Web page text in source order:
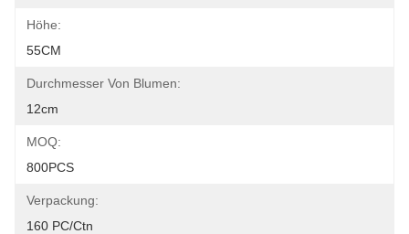
Höhe:
55CM
Durchmesser Von Blumen:
12cm
MOQ:
800PCS
Verpackung:
160 PC/ctn